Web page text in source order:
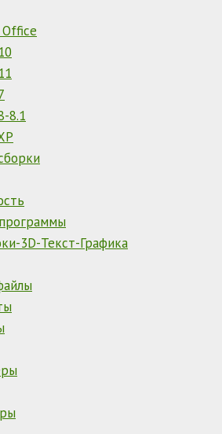
8.1
3D-Текст-Графика